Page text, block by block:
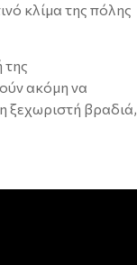
κλίμα της πόλης
της
ακόμη να
ξεχωριστή βραδιά,